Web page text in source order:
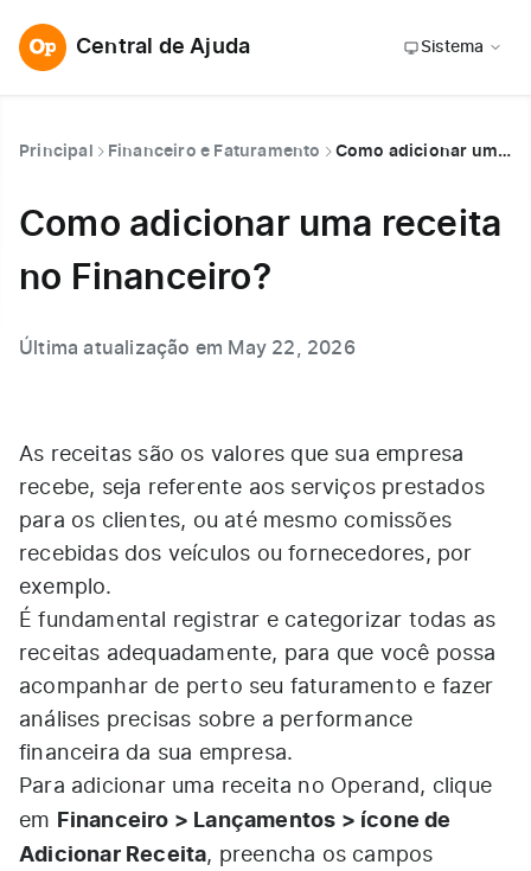
Central de Ajuda Sistema
Principal Financeiro e Faturamento Como adicionar uma receita no Financeiro?
Como adicionar uma receita
no Financeiro?
Última atualização em May 22, 2026
As receitas são os valores que sua empresa
recebe, seja referente aos serviços prestados
para os clientes, ou até mesmo comissões
recebidas dos veículos ou fornecedores, por
exemplo.
É fundamental registrar e categorizar todas as
receitas adequadamente, para que você possa
acompanhar de perto seu faturamento e fazer
análises precisas sobre a performance
financeira da sua empresa.
Para adicionar uma receita no Operand, clique
em Financeiro > Lançamentos > ícone de
Adicionar Receita, preencha os campos